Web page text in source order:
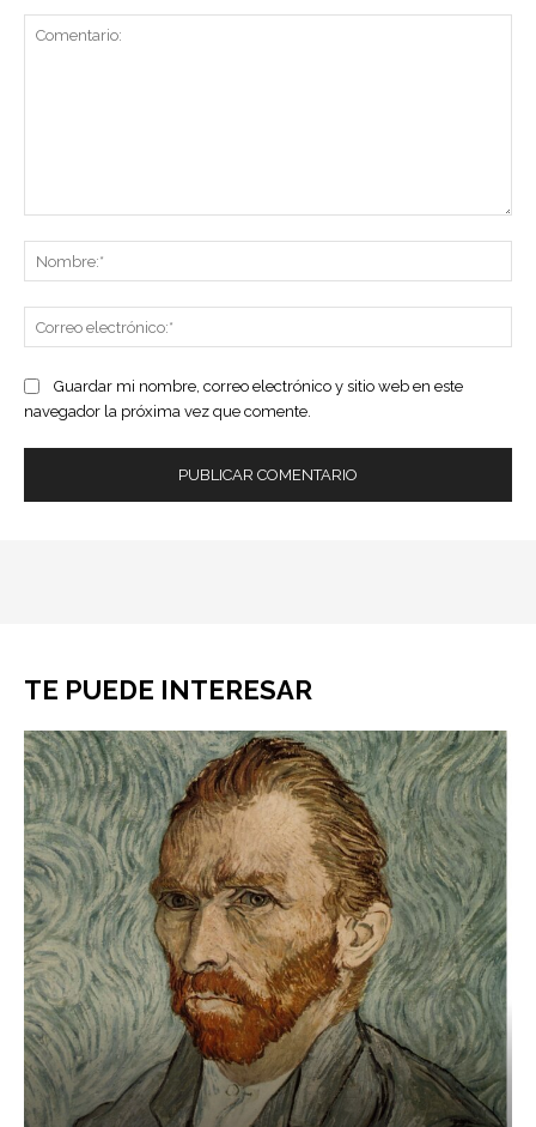
Guardar mi nombre, correo electrónico y sitio web en este
navegador la próxima vez que comente.
TE PUEDE INTERESAR